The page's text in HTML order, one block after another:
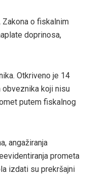
Zakona o fiskalnim
doprinosa,
Otkriveno je 14
obveznika koji nisu
putem fiskalnog
angažiranja
prometa
izdati su prekršajni